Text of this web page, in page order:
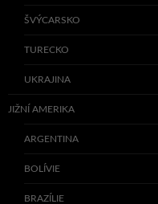
ŠVÝCARSKO
TURECKO
UKRAJINA
JIŽNÍ AMERIKA
ARGENTINA
BOLÍVIE
BRAZÍLIE